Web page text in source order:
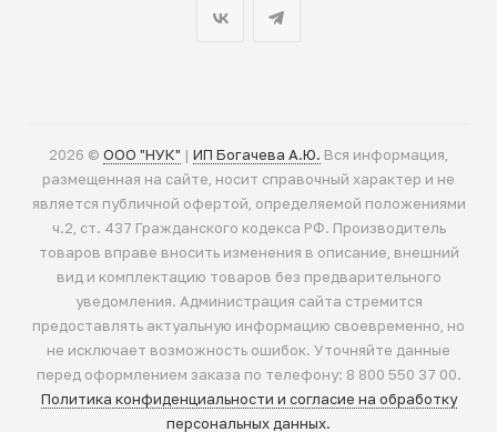
2026 © ООО "НУК" | ИП Богачева А.Ю. Вся информация,
размещенная на сайте, носит справочный характер и не
является публичной офертой, определяемой положениями
ч.2, ст. 437 Гражданского кодекса РФ. Производитель
товаров вправе вносить изменения в описание, внешний
вид и комплектацию товаров без предварительного
уведомления. Администрация сайта стремится
предоставлять актуальную информацию своевременно, но
не исключает возможность ошибок. Уточняйте данные
перед оформлением заказа по телефону: 8 800 550 37 00.
Политика конфиденциальности и согласие на обработку
персональных данных.